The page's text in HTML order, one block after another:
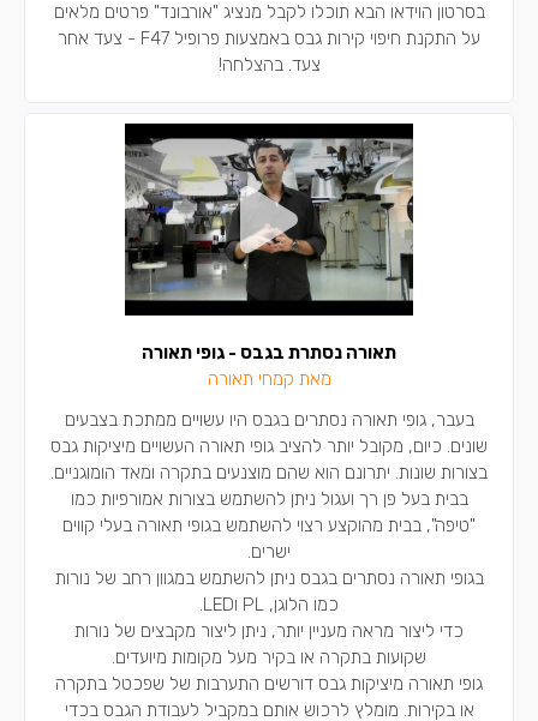
בסרטון הוידאו הבא תוכלו לקבל מנציג "אורבונד" פרטים מלאים
על התקנת חיפוי קירות גבס באמצעות פרופיל F47 - צעד אחר
צעד. בהצלחה!
תאורה נסתרת בגבס - גופי תאורה
מאת קמחי תאורה
בעבר, גופי תאורה נסתרים בגבס היו עשויים ממתכת בצבעים
שונים. כיום, מקובל יותר להציב גופי תאורה העשויים מיציקות גבס
בצורות שונות. יתרונם הוא שהם מוצנעים בתקרה ומאד הומוגניים.
בבית בעל פן רך ועגול ניתן להשתמש בצורות אמורפיות כמו
"טיפה", בבית מהוקצע רצוי להשתמש בגופי תאורה בעלי קווים
ישרים.
בגופי תאורה נסתרים בגבס ניתן להשתמש במגוון רחב של נורות
כמו הלוגן, PL וLED.
כדי ליצור מראה מעניין יותר, ניתן ליצור מקבצים של נורות
שקועות בתקרה או בקיר מעל מקומות מיועדים.
גופי תאורה מיציקות גבס דורשים התערבות של שפכטל בתקרה
או בקירות. מומלץ לרכוש אותם במקביל לעבודת הגבס בכדי